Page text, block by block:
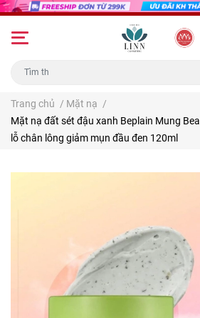
Trang chủ / Mặt nạ /
Mặt nạ đất sét đậu xanh Beplain Mung
lỗ chân lông giảm mụn đầu đen 120ml